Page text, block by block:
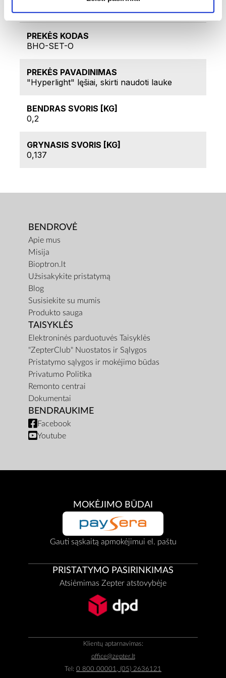
PREKĖS KODAS
BHO-SET-O
PREKĖS PAVADINIMAS
"Hyperlight" lęšiai, skirti naudoti lauke
BENDRAS SVORIS [KG]
0,2
GRYNASIS SVORIS [KG]
0,137
BENDROVĖ
Apie mus
Misija
Bioptron.lt
Užsisakykite pristatymą
Blog
Susisiekite su mumis
Produkto sauga
TAISYKLĖS
Elektroninės parduotuvės Taisyklės
"ZepterClub" Nuostatos ir Sąlygos
Pristatymo sąlygos ir mokėjimo būdas
Privatumo Politika
Remonto centrai
Dokumentai
BENDRAUKIME
Facebook
Youtube
MOKĖJIMO BŪDAI
Gauti sąskaitą apmokėjimui el. paštu
PRISTATYMO PASIRINKIMAS
Atsiėmimas Zepter atstovybėje
Klientų aptarnavimas:
office@zepter.lt
Tel: 0 800 00001, (05) 2636121